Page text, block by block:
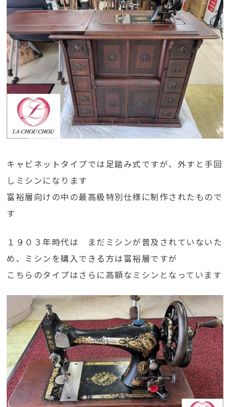
キャビネットタイプでは足踏み式ですが、外すと手回
しミシンになります
富裕層向けの中の最高級特別仕様に制作されたもので
す
１９０３年時代は まだミシンが普及されていないた
め、ミシンを購入できる方は富裕層ですが
こちらのタイプはさらに高額なミシンとなっています